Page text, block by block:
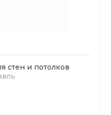
и потолков